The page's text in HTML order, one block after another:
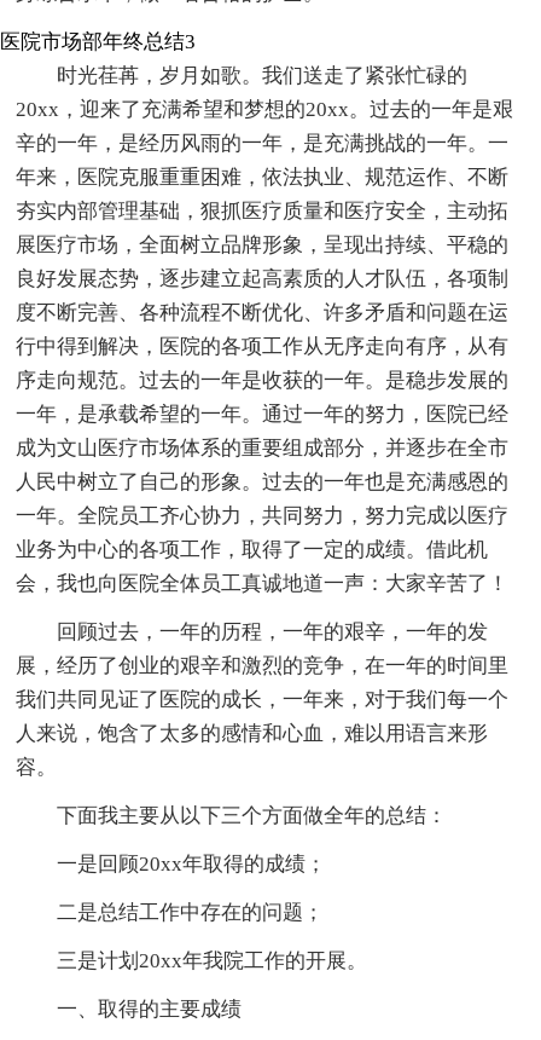
医院市场部年终总结3
时光荏苒，岁月如歌。我们送走了紧张忙碌的
20xx，迎来了充满希望和梦想的20xx。过去的一年是艰
辛的一年，是经历风雨的一年，是充满挑战的一年。一
年来，医院克服重重困难，依法执业、规范运作、不断
夯实内部管理基础，狠抓医疗质量和医疗安全，主动拓
展医疗市场，全面树立品牌形象，呈现出持续、平稳的
良好发展态势，逐步建立起高素质的人才队伍，各项制
度不断完善、各种流程不断优化、许多矛盾和问题在运
行中得到解决，医院的各项工作从无序走向有序，从有
序走向规范。过去的一年是收获的一年。是稳步发展的
一年，是承载希望的一年。通过一年的努力，医院已经
成为文山医疗市场体系的重要组成部分，并逐步在全市
人民中树立了自己的形象。过去的一年也是充满感恩的
一年。全院员工齐心协力，共同努力，努力完成以医疗
业务为中心的各项工作，取得了一定的成绩。借此机
会，我也向医院全体员工真诚地道一声：大家辛苦了！
回顾过去，一年的历程，一年的艰辛，一年的发
展，经历了创业的艰辛和激烈的竞争，在一年的时间里
我们共同见证了医院的成长，一年来，对于我们每一个
人来说，饱含了太多的感情和心血，难以用语言来形
容。
下面我主要从以下三个方面做全年的总结：
一是回顾20xx年取得的成绩；
二是总结工作中存在的问题；
三是计划20xx年我院工作的开展。
一、取得的主要成绩